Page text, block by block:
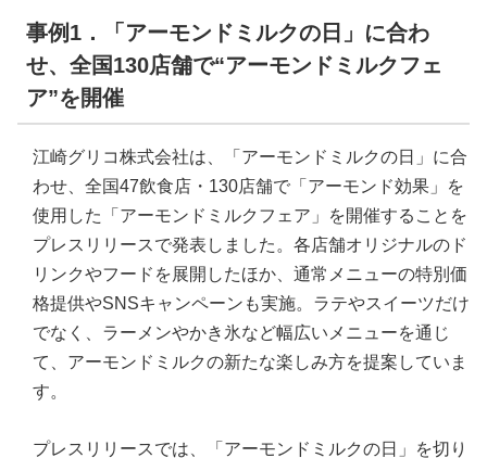
事例1．「アーモンドミルクの日」に合わ
せ、全国130店舗で“アーモンドミルクフェ
ア”を開催
江崎グリコ株式会社は、「アーモンドミルクの日」に合
わせ、全国47飲食店・130店舗で「アーモンド効果」を
使用した「アーモンドミルクフェア」を開催することを
プレスリリースで発表しました。各店舗オリジナルのド
リンクやフードを展開したほか、通常メニューの特別価
格提供やSNSキャンペーンも実施。ラテやスイーツだけ
でなく、ラーメンやかき氷など幅広いメニューを通じ
て、アーモンドミルクの新たな楽しみ方を提案していま
す。
プレスリリースでは、「アーモンドミルクの日」を切り